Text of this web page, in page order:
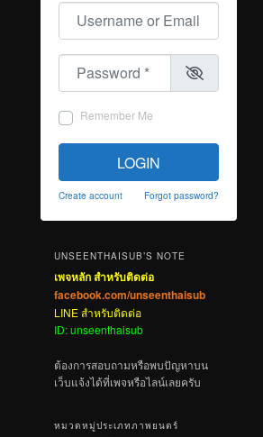
Username or Email
Password
Remember Me
LOGIN
Create account Forgot password?
UNSEENTHAISUB’S NOTE
เพจหลัก สำหรับติดต่อ
facebook.com/unseenthaisub
LINE สำหรับติดต่อ
ID: unseenthaisub
ต้องการสอบถามหรือพบปัญหาบน
เว็บแจ้งได้ที่เพจหรือไลน์เลยครับ
หมวดหมู่ประเภทภาพยนตร์